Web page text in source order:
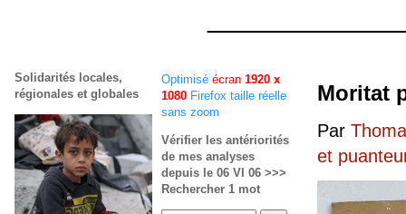
Moritat
Par
et
Optimisé écran 1920 x
1080 Firefox taille réelle
sans zoom
Vérifier les antériorités
de mes analyses
depuis le 06 VI 06 >>>
Rechercher 1 mot
Solidarités locales,
régionales et globales